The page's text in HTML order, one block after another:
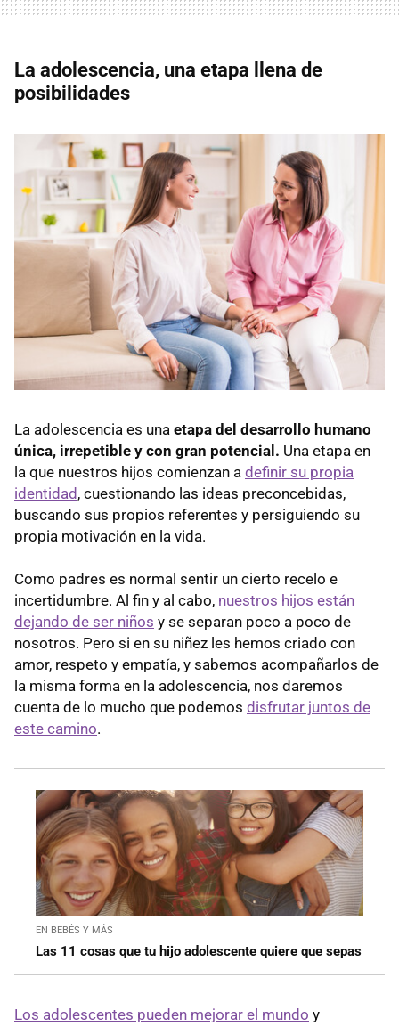
La adolescencia, una etapa llena de
posibilidades
La adolescencia es una etapa del desarrollo humano
única, irrepetible y con gran potencial. Una etapa en
la que nuestros hijos comienzan a definir su propia
identidad , cuestionando las ideas preconcebidas,
buscando sus propios referentes y persiguiendo su
propia motivación en la vida.
Como padres es normal sentir un cierto recelo e
incertidumbre. Al fin y al cabo, nuestros hijos están
dejando de ser niños y se separan poco a poco de
nosotros. Pero si en su niñez les hemos criado con
amor, respeto y empatía, y sabemos acompañarlos de
la misma forma en la adolescencia, nos daremos
cuenta de lo mucho que podemos disfrutar juntos de
este camino.
EN BEBÉS Y MÁS
Las 11 cosas que tu hijo adolescente quiere que sepas
Los adolescentes pueden mejorar el mundo y